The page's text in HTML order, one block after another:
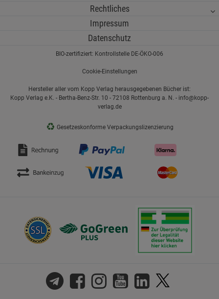
Rechtliches
Impressum
Datenschutz
BIO-zertifiziert: Kontrollstelle DE-ÖKO-006
Cookie-Einstellungen
Hersteller aller vom Kopp Verlag herausgegebenen Bücher ist:
Kopp Verlag e.K. - Bertha-Benz-Str. 10 - 72108 Rottenburg a. N. - info@kopp-
verlag.de
♻ Gesetzeskonforme Verpackungslizenzierung